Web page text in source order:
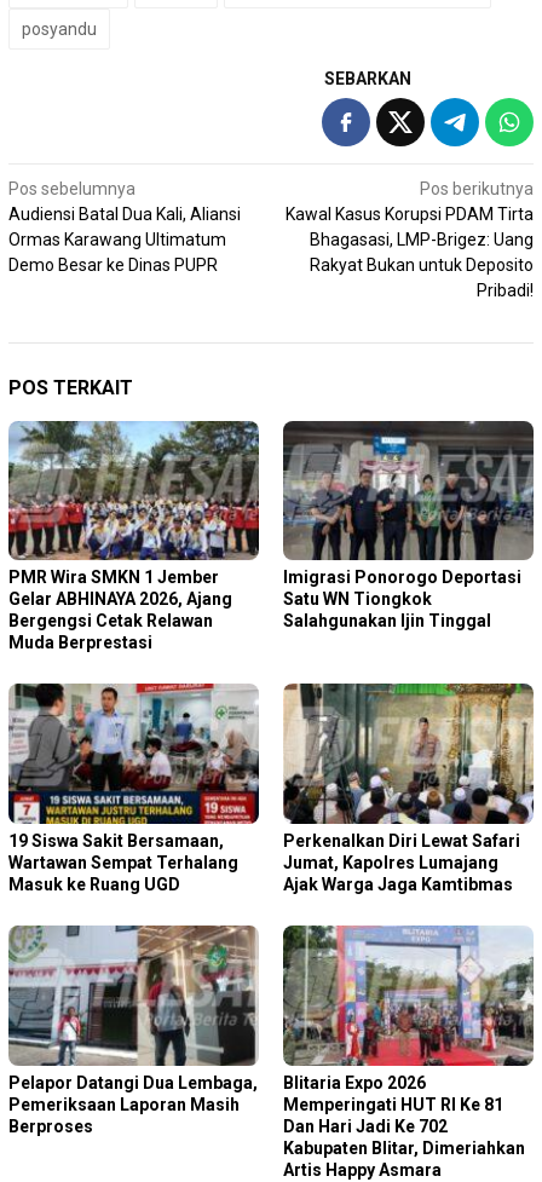
posyandu
SEBARKAN
Navigasi
pos
Pos sebelumnya
Audiensi Batal Dua Kali, Aliansi
Ormas Karawang Ultimatum
Demo Besar ke Dinas PUPR
Pos berikutnya
Kawal Kasus Korupsi PDAM Tirta
Bhagasasi, LMP-Brigez: Uang
Rakyat Bukan untuk Deposito
Pribadi!
POS TERKAIT
PMR Wira SMKN 1 Jember
Gelar ABHINAYA 2026, Ajang
Bergengsi Cetak Relawan
Muda Berprestasi
Imigrasi Ponorogo Deportasi
Satu WN Tiongkok
Salahgunakan Ijin Tinggal
19 Siswa Sakit Bersamaan,
Wartawan Sempat Terhalang
Masuk ke Ruang UGD
Perkenalkan Diri Lewat Safari
Jumat, Kapolres Lumajang
Ajak Warga Jaga Kamtibmas
Pelapor Datangi Dua Lembaga,
Pemeriksaan Laporan Masih
Berproses
Blitaria Expo 2026
Memperingati HUT RI Ke 81
Dan Hari Jadi Ke 702
Kabupaten Blitar, Dimeriahkan
Artis Happy Asmara